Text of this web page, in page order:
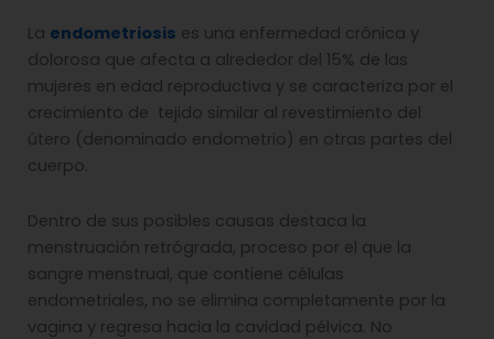
La endometriosis es una enfermedad crónica y
dolorosa que afecta a alrededor del 15% de las
mujeres en edad reproductiva y se caracteriza por el
crecimiento de tejido similar al revestimiento del
útero (denominado endometrio) en otras partes del
cuerpo.
Dentro de sus posibles causas destaca la
menstruación retrógrada, proceso por el que la
sangre menstrual, que contiene células
endometriales, no se elimina completamente por la
vagina y regresa hacia la cavidad pélvica. No